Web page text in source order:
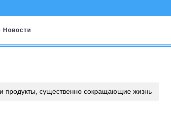
Новости
продукты, существенно сокращающие жизнь